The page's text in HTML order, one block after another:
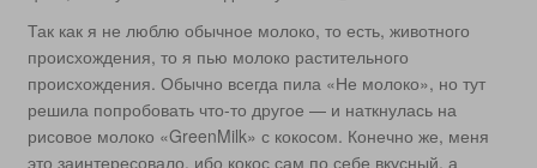
Так как я не люблю обычное молоко, то есть, животного
происхождения, то я пью молоко растительного
происхождения. Обычно всегда пила «Не молоко», но тут
решила попробовать что-то другое — и наткнулась на
рисовое молоко «GreenMilk» с кокосом. Конечно же, меня
это заинтересовало, ибо кокос сам по себе вкусный, а